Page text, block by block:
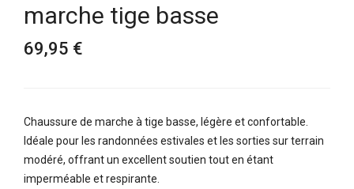
marche tige basse
69,95 €
Chaussure de marche à tige basse, légère et confortable.
Idéale pour les randonnées estivales et les sorties sur terrain
modéré, offrant un excellent soutien tout en étant
imperméable et respirante.